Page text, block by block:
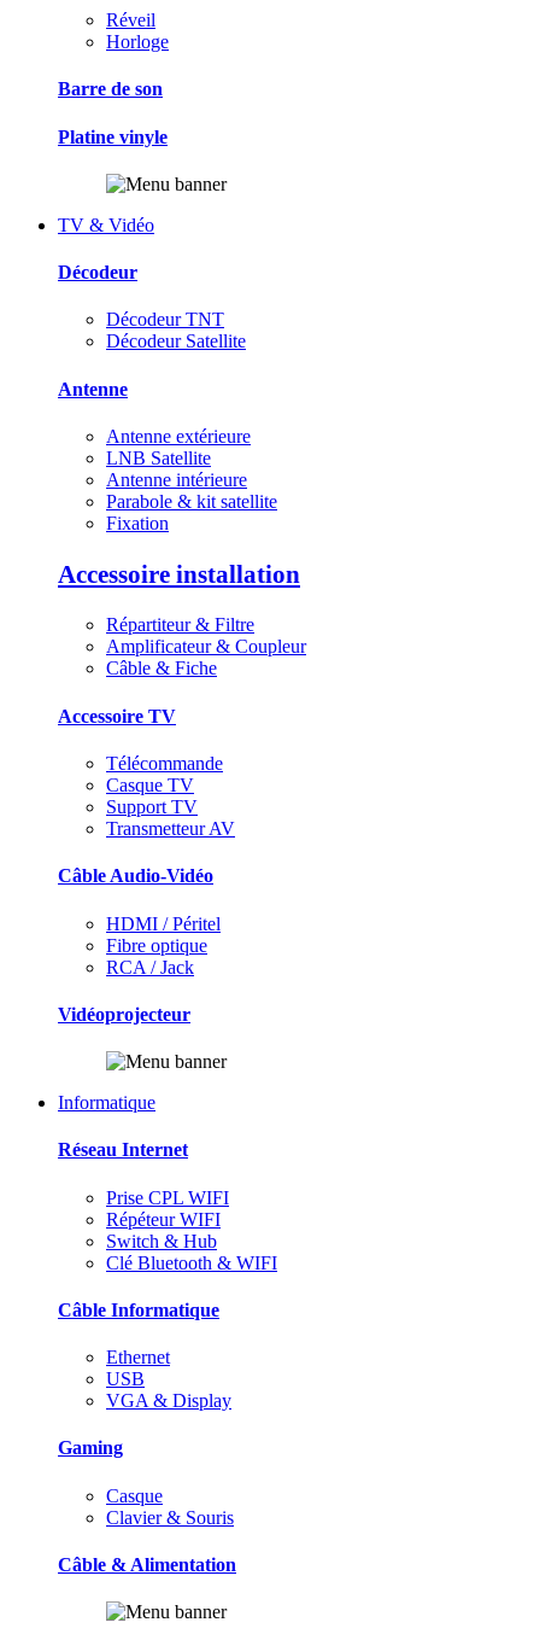
Réveil
Horloge
Barre de son
Platine vinyle
TV & Vidéo
Décodeur
Décodeur TNT
Décodeur Satellite
Antenne
Antenne extérieure
LNB Satellite
Antenne intérieure
Parabole & kit satellite
Fixation
Accessoire installation
Répartiteur & Filtre
Amplificateur & Coupleur
Câble & Fiche
Accessoire TV
Télécommande
Casque TV
Support TV
Transmetteur AV
Câble Audio-Vidéo
HDMI / Péritel
Fibre optique
RCA / Jack
Vidéoprojecteur
Informatique
Réseau Internet
Prise CPL WIFI
Répéteur WIFI
Switch & Hub
Clé Bluetooth & WIFI
Câble Informatique
Ethernet
USB
VGA & Display
Gaming
Casque
Clavier & Souris
Câble & Alimentation